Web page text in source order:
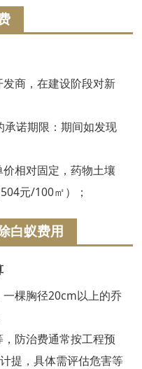
商，在建设阶段对新
承诺期限：期间如发现
相对固定，药物土壤
元/100㎡）；
白蚁费用
棵胸径20cm以上的乔
防治费通常按工程预
提，具体需评估危害等